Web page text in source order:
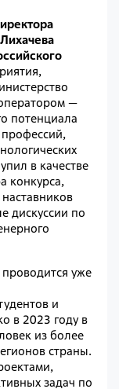
—
потенциала
в качестве
конкурса,
дискуссии по
уже
и
в 2023 году в
из более
страны.
задач по